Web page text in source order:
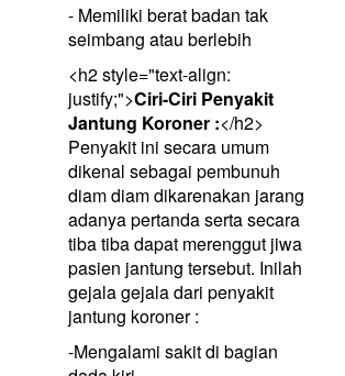
- Memiliki berat badan tak
seimbang atau berlebih
<h2 style="text-align:
justify;">Ciri-Ciri Penyakit
Jantung Koroner :</h2>
Penyakit ini secara umum
dikenal sebagai pembunuh
diam diam dikarenakan jarang
adanya pertanda serta secara
tiba tiba dapat merenggut jiwa
pasien jantung tersebut. Inilah
gejala gejala dari penyakit
jantung koroner :
-Mengalami sakit di bagian